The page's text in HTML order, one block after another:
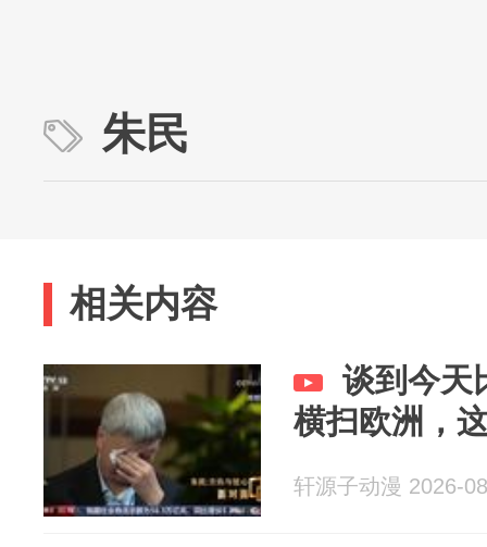
朱民
相关内容
谈到今天
横扫欧洲，
轩源子动漫 2026-